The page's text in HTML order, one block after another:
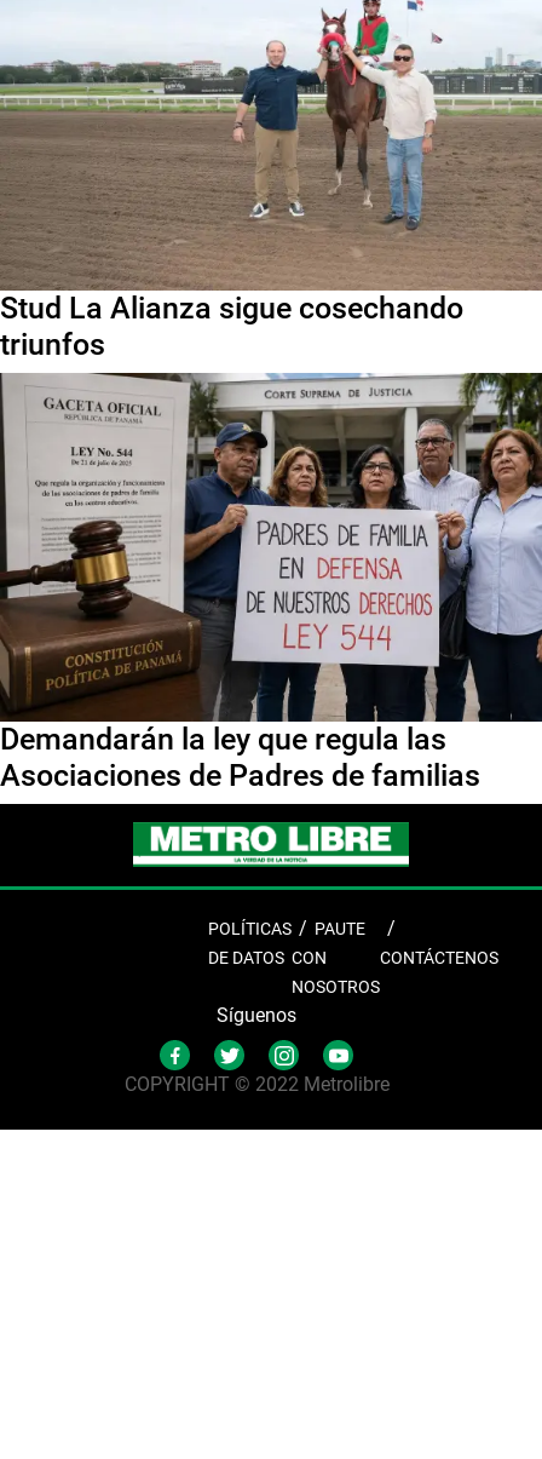
Stud La Alianza sigue cosechando
triunfos
Demandarán la ley que regula las
Asociaciones de Padres de familias
POLÍTICAS
DE DATOS
PAUTE
CON
NOSOTROS
CONTÁCTENOS
Síguenos
COPYRIGHT © 2022 Metrolibre